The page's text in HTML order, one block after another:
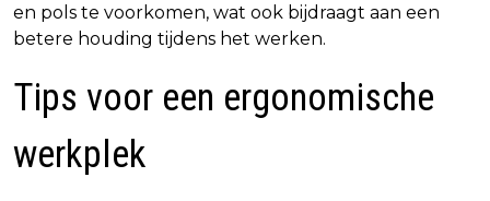
en pols te voorkomen, wat ook bijdraagt aan een
betere houding tijdens het werken.
Tips voor een ergonomische
werkplek